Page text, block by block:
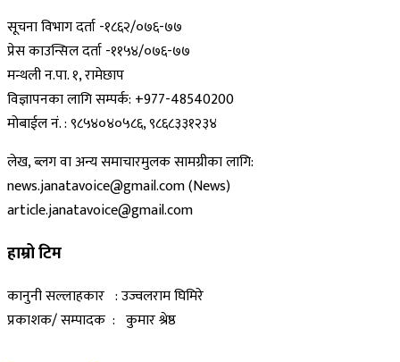
सूचना विभाग दर्ता -१८६२/०७६-७७
प्रेस काउन्सिल दर्ता -११५४/०७६-७७
मन्थली न.पा. १, रामेछाप
विज्ञापनका लागि सम्पर्क: +977-48540200
मोबाईल नं. : ९८५४०४०५८६, ९८६८३३१२३४
लेख, ब्लग वा अन्य समाचारमुलक सामग्रीका लागि:
news.janatavoice@gmail.com (News)
article.janatavoice@gmail.com
हाम्रो टिम
कानुनी सल्लाहकार : उज्वलराम घिमिरे
प्रकाशक/ सम्पादक : कुमार श्रेष्ठ